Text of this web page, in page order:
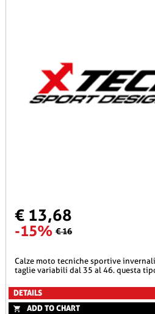
€ 13,68
-15% € 16
calze moto tecniche sportive invernali nere, blu e verdi xtech
taglie variabili dal 35 al 46. questa
DETAILS
ADD TO CHART